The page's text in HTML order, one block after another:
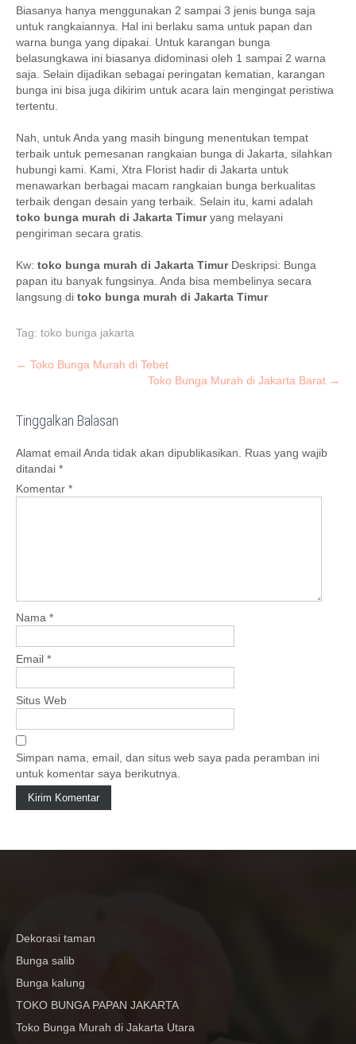
Biasanya hanya menggunakan 2 sampai 3 jenis bunga saja
untuk rangkaiannya. Hal ini berlaku sama untuk papan dan
warna bunga yang dipakai. Untuk karangan bunga
belasungkawa ini biasanya didominasi oleh 1 sampai 2 warna
saja. Selain dijadikan sebagai peringatan kematian, karangan
bunga ini bisa juga dikirim untuk acara lain mengingat peristiwa
tertentu.
Nah, untuk Anda yang masih bingung menentukan tempat
terbaik untuk pemesanan rangkaian bunga di Jakarta, silahkan
hubungi kami. Kami, Xtra Florist hadir di Jakarta untuk
menawarkan berbagai macam rangkaian bunga berkualitas
terbaik dengan desain yang terbaik. Selain itu, kami adalah
toko bunga murah di Jakarta Timuryang melayani
pengiriman secara gratis.
Kw: toko bunga murah di Jakarta TimurDeskripsi: Bunga
papan itu banyak fungsinya. Anda bisa membelinya secara
langsung di toko bunga murah di Jakarta Timur
Tag: toko bunga jakarta
Post
← Toko Bunga Murah di Tebet
Toko Bunga Murah di Jakarta Barat →
Tinggalkan Balasan
Alamat email Anda tidak akan dipublikasikan.
Ruas yang wajib
ditandai *
Komentar *
Nama *
Email *
Situs Web
Simpan nama, email, dan situs web saya pada peramban ini
untuk komentar saya berikutnya.
Dekorasi taman
Bunga salib
Bunga kalung
TOKO BUNGA PAPAN JAKARTA
Toko Bunga Murah di Jakarta Utara